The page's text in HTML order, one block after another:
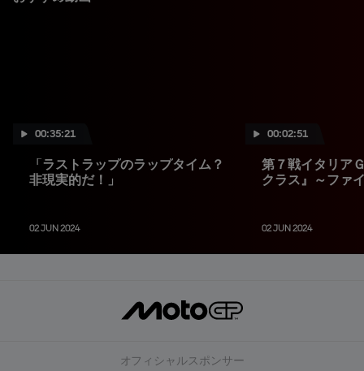
00:35:21
「ラストラップのラップタイム？
非現実的だ！」
02 JUN 2024
00:02:51
第７戦イタリア
クラス』～ファ
02 JUN 2024
オフィシャルスポンサー